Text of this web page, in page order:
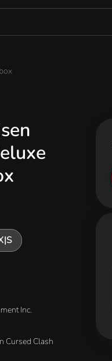
Inc.
Cursed Clash